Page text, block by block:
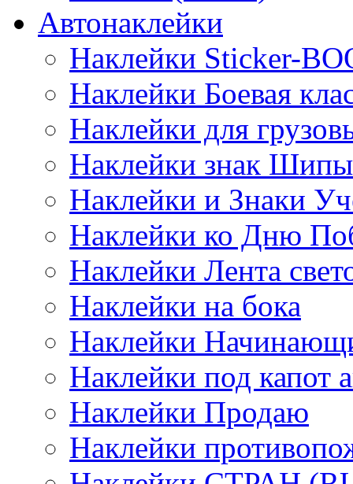
Автонаклейки
Наклейки Sticker-
Наклейки Боевая
Наклейки для
Наклейки знак Шипы
Наклейки и Знаки
Наклейки ко Дню
Наклейки Лента
Наклейки на бока
Наклейки
Наклейки под капот
Наклейки Продаю
Наклейки